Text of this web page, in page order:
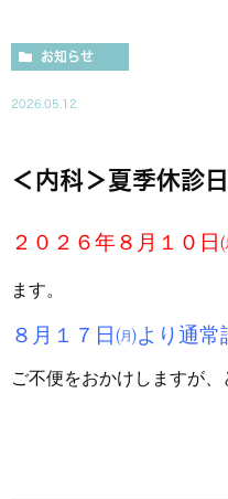
お知らせ
2026.05.12
＜内科＞夏季休診
２０２６年８月１０
ます。
８月１７日㈪より通常
ご不便をおかけしますが、